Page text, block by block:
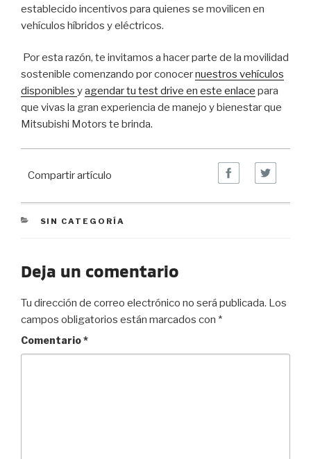
establecido incentivos para quienes se movilicen en
vehículos híbridos y eléctricos.
Por esta razón, te invitamos a hacer parte de la movilidad
sostenible comenzando por conocernuestros vehículos
disponibles yagendar tu test drive en este enlace para
que vivas la gran experiencia de manejo y bienestar que
Mitsubishi Motors te brinda.
Compartir artículo
CATEGORIES
SIN CATEGORÍA
Deja un comentario
Tu dirección de correo electrónico no será publicada. Los
campos obligatorios están marcados con *
Comentario*